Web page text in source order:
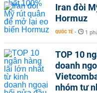
Iran đòi
Hormuz
QUỐC TẾ - 1
TOP 10
doanh
nhóm tư